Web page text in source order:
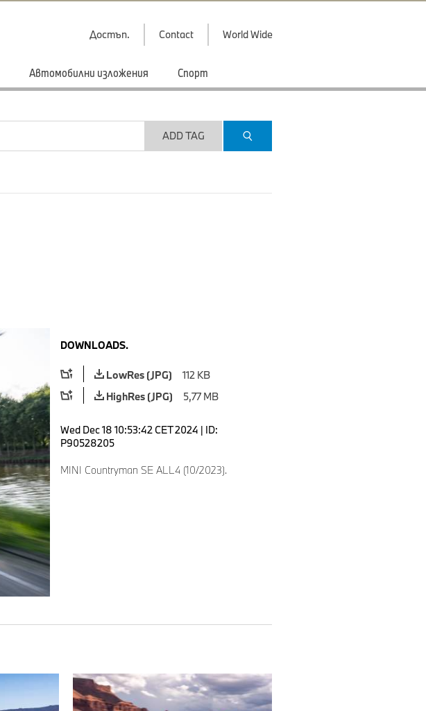
Достъп. Contact World Wide
Автомобилни изложения Спорт
ADD TAG
DOWNLOADS.
LowRes (JPG)
112 KB
HighRes (JPG)
5,77 MB
Wed Dec 18 10:53:42 CET 2024 | ID:
P90528205
MINI Countryman SE ALL4 (10/2023).